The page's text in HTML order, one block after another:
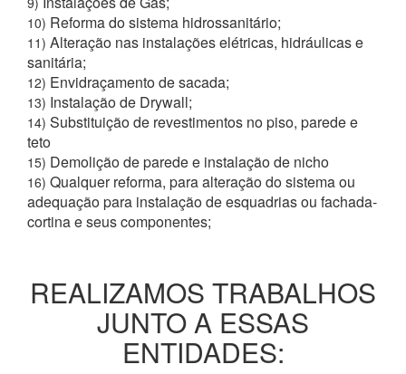
10) Reforma do sistema hidrossanitário;
11) Alteração nas instalações elétricas, hidráulicas e
sanitária;
12) Envidraçamento de sacada;
13) Instalação de Drywall;
14) Substituição de revestimentos no piso, parede e
teto
15) Demolição de parede e instalação de nicho
16) Qualquer reforma, para alteração do sistema ou
adequação para instalação de esquadrias ou fachada-
cortina e seus componentes;
REALIZAMOS TRABALHOS
JUNTO A ESSAS
ENTIDADES: